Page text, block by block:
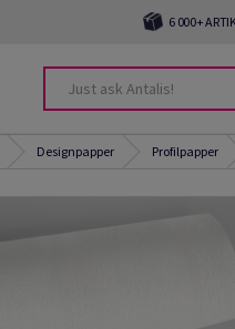
6 000+
Designpapper Profilpapper